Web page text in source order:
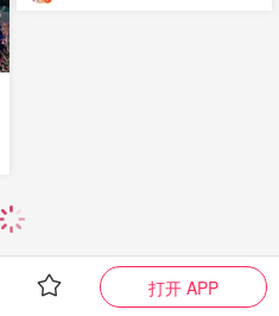
打开 APP